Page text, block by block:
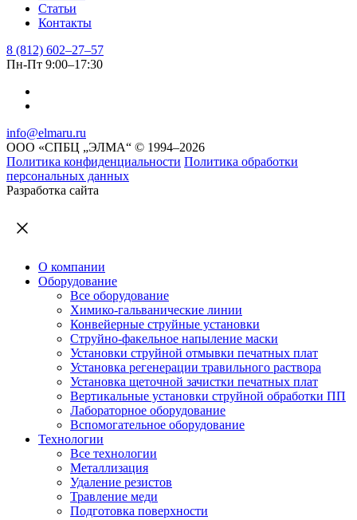
Статьи
Контакты
8 (812) 602–27–57
Пн-Пт 9:00–17:30
info@elmaru.ru
ООО «СПБЦ „ЭЛМА“ © 1994–2026
Политика конфиденциальности Политика обработки
персональных данных
Разработка сайта
О компании
Оборудование
Все оборудование
Химико-гальванические линии
Конвейерные струйные установки
Струйно-факельное напыление маски
Установки струйной отмывки печатных плат
Установка регенерации травильного раствора
Установка щеточной зачистки печатных плат
Вертикальные установки струйной обработки ПП
Лабораторное оборудование
Вспомогательное оборудование
Технологии
Все технологии
Металлизация
Удаление резистов
Травление меди
Подготовка поверхности